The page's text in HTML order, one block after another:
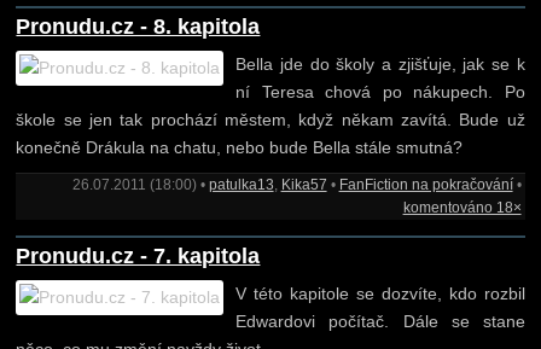
Pronudu.cz - 8. kapitola
Bella jde do školy a zjišťuje, jak se k
ní Teresa chová po nákupech. Po
škole se jen tak prochází městem, když někam zavítá. Bude už
konečně Drákula na chatu, nebo bude Bella stále smutná?
26.07.2011 (18:00) • patulka13, Kika57 • FanFiction na pokračování•
komentováno 18×
Pronudu.cz - 7. kapitola
V této kapitole se dozvíte, kdo rozbil
Edwardovi počítač. Dále se stane